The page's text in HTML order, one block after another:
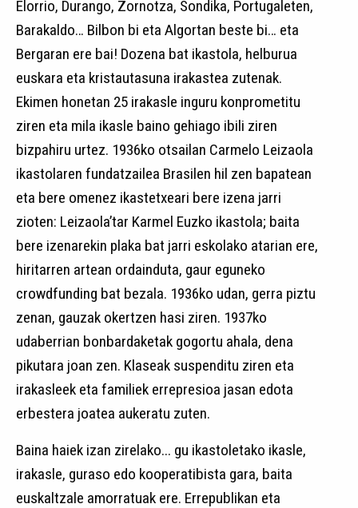
Elorrio, Durango, Zornotza, Sondika, Portugaleten,
Barakaldo… Bilbon bi eta Algortan beste bi… eta
Bergaran ere bai! Dozena bat ikastola, helburua
euskara eta kristautasuna irakastea zutenak.
Ekimen honetan 25 irakasle inguru konprometitu
ziren eta mila ikasle baino gehiago ibili ziren
bizpahiru urtez. 1936ko otsailan Carmelo Leizaola
ikastolaren fundatzailea Brasilen hil zen bapatean
eta bere omenez ikastetxeari bere izena jarri
zioten: Leizaola’tar Karmel Euzko ikastola; baita
bere izenarekin plaka bat jarri eskolako atarian ere,
hiritarren artean ordainduta, gaur eguneko
crowdfunding bat bezala. 1936ko udan, gerra piztu
zenan, gauzak okertzen hasi ziren. 1937ko
udaberrian bonbardaketak gogortu ahala, dena
pikutara joan zen. Klaseak suspenditu ziren eta
irakasleek eta familiek errepresioa jasan edota
erbestera joatea aukeratu zuten.
Baina haiek izan zirelako... gu ikastoletako ikasle,
irakasle, guraso edo kooperatibista gara, baita
euskaltzale amorratuak ere. Errepublikan eta